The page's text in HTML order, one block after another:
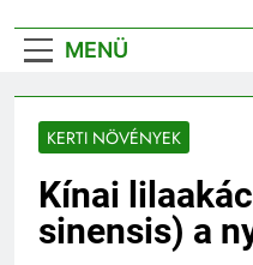
MENÜ
KERTI NÖVÉNYEK
Kínai
sinensis) a